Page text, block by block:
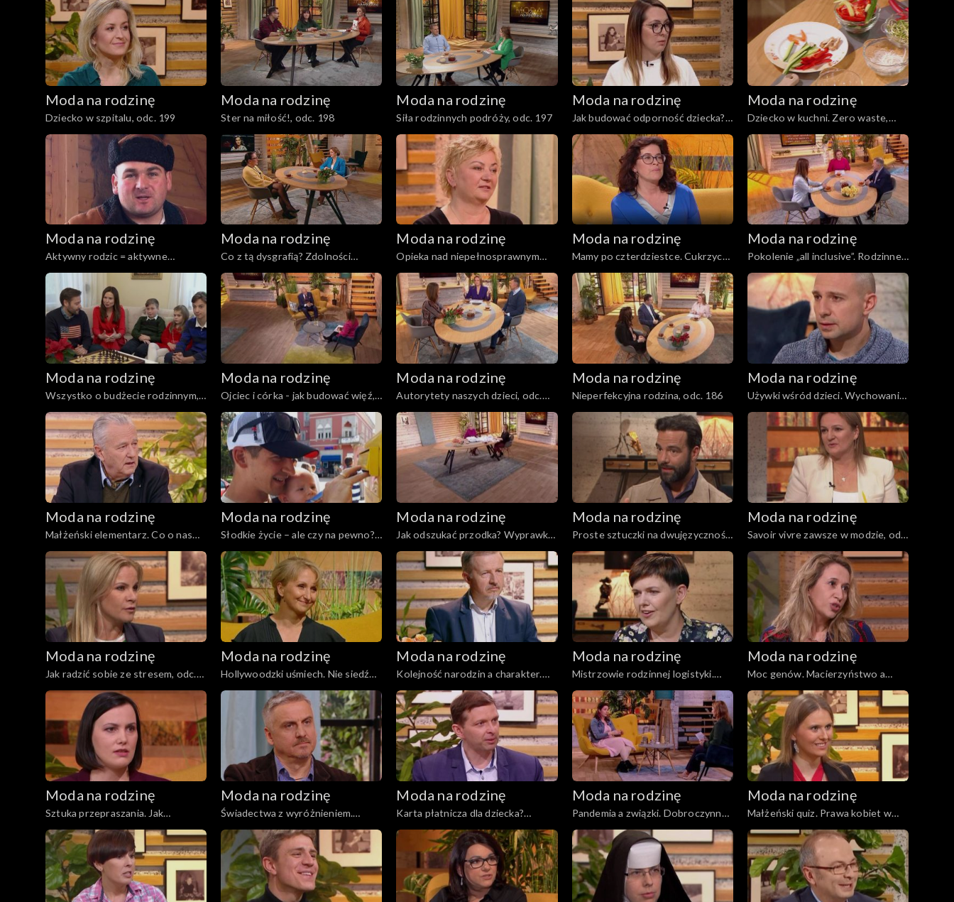
Moda na rodzinę
Dziecko w szpitalu, odc. 199
Moda na rodzinę
Ster na miłość!, odc. 198
Moda na rodzinę
Siła rodzinnych podróży, odc. 197
Moda na rodzinę
Jak budować odporność dziecka?,
odc. 196
Moda na rodzinę
Dziecko w kuchni. Zero waste,
odc. 195
Moda na rodzinę
Aktywny rodzic = aktywne
dziecko. Wszystko o AZS, odc.
194
Moda na rodzinę
Co z tą dysgrafią? Zdolności
psychomotoryczne, odc. 193
Moda na rodzinę
Opieka nad niepełnosprawnym
dzieckiem, odc. 192
Moda na rodzinę
Mamy po czterdziestce. Cukrzyca
ciążowa, odc. 191
Moda na rodzinę
Pokolenie „all inclusive”. Rodzinne
gry planszowe, odc. 190
Moda na rodzinę
Wszystko o budżecie rodzinnym,
odc. 189
Moda na rodzinę
Ojciec i córka - jak budować więź,
odc. 188
Moda na rodzinę
Autorytety naszych dzieci, odc.
187
Moda na rodzinę
Nieperfekcyjna rodzina, odc. 186
Moda na rodzinę
Używki wśród dzieci. Wychowanie
w kontakcie z naturą, odc. 185
Moda na rodzinę
Małżeński elementarz. Co o nas
mówią stopy?, odc. 183
Moda na rodzinę
Słodkie życie – ale czy na pewno?,
odc. 182
Moda na rodzinę
Jak odszukać przodka? Wyprawka
niemowlaka, odc. 181
Moda na rodzinę
Proste sztuczki na dwujęzyczność.
Trudne rozmowy o chorobach,
odc. 180
Moda na rodzinę
Savoir vivre zawsze w modzie, odc.
179
Moda na rodzinę
Jak radzić sobie ze stresem, odc.
178
Moda na rodzinę
Hollywoodzki uśmiech. Nie siedź
na kanapie!, odc. 177
Moda na rodzinę
Kolejność narodzin a charakter.
Wszystko o rozwoju mowy, odc.
175
Moda na rodzinę
Mistrzowie rodzinnej logistyki.
Wszystko o sokach i napojach
gazowanych, odc. 176
Moda na rodzinę
Moc genów. Macierzyństwo a
kariera, odc. 173
Moda na rodzinę
Sztuka przepraszania. Jak
rozmawiać z dzieckiem o śmierci?,
odc. 172
Moda na rodzinę
Świadectwa z wyróżnieniem.
Rośliny w domu, odc. 171
Moda na rodzinę
Karta płatnicza dla dziecka?
Recepta na szczęśliwy związek,
odc. 170
Moda na rodzinę
Pandemia a związki. Dobroczynne
zioła, odc. 169
Moda na rodzinę
Małżeński quiz. Prawa kobiet w
ciąży i karmiących mam, odc. 168